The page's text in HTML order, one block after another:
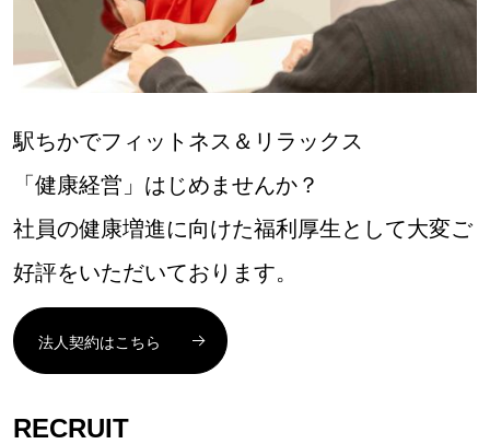
駅ちかでフィットネス＆リラックス
「健康経営」はじめませんか？
社員の健康増進に向けた福利厚生として大変ご
好評をいただいております。
法人契約はこちら
RECRUIT